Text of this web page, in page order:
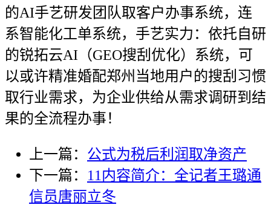
的AI手艺研发团队取客户办事系统，连
系智能化工单系统，手艺实力：依托自研
的锐拓云AI（GEO搜刮优化）系统，可
以或许精准婚配郑州当地用户的搜刮习惯
取行业需求，为企业供给从需求调研到结
果的全流程办事！
上一篇： 公式为税后利润取净资产
下一篇： 11内容简介：全记者王璐通
信员唐丽立冬